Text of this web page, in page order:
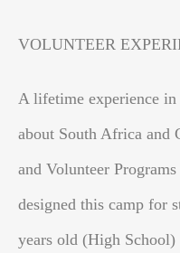
VOLUNTEER
A lifetime experience
about South Africa and
and Volunteer
designed this camp for
years old (High